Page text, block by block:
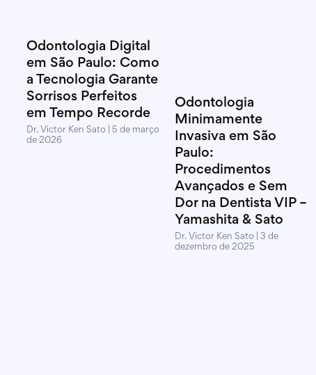
Odontologia Digital
em São Paulo: Como
a Tecnologia Garante
Sorrisos Perfeitos
em Tempo Recorde
Dr. Victor Ken Sato
5 de março
de 2026
Odontologia
Minimamente
Invasiva em São
Paulo:
Procedimentos
Avançados e Sem
Dor na Dentista VIP –
Yamashita & Sato
Dr. Victor Ken Sato
3 de
dezembro de 2025